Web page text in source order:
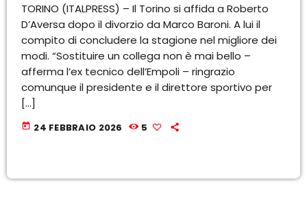
TORINO (ITALPRESS) – Il Torino si affida a Roberto
D’Aversa dopo il divorzio da Marco Baroni. A lui il
compito di concludere la stagione nel migliore dei
modi. “Sostituire un collega non è mai bello –
afferma l’ex tecnico dell’Empoli – ringrazio
comunque il presidente e il direttore sportivo per
[…]
today 24 FEBBRAIO 2026 5